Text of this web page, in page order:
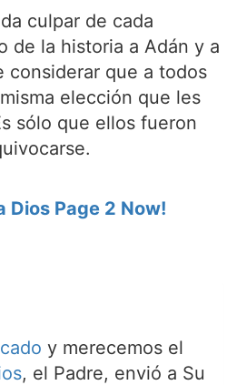
culpar de cada
de la historia a Adán y a
considerar que a todos
elección que les
sólo que ellos fueron
Dios Page 2 Now!
y merecemos el
, el Padre, envió a Su